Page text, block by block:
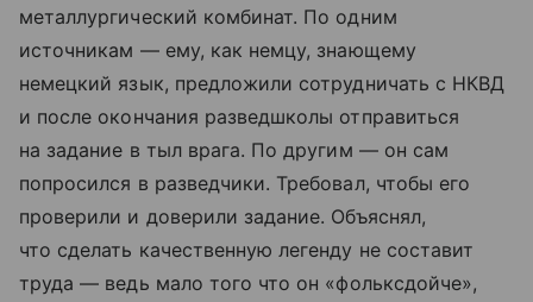
металлургический комбинат. По одним
источникам — ему, как немцу, знающему
немецкий язык, предложили сотрудничать с НКВД
и после окончания разведшколы отправиться
на задание в тыл врага. По другим — он сам
попросился в разведчики. Требовал, чтобы его
проверили и доверили задание. Объяснял,
что сделать качественную легенду не составит
труда — ведь мало того что он «фольксдойче»,